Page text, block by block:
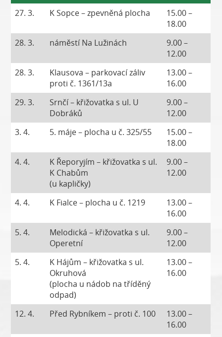
27. 3.
K Sopce – zpevněná plocha
15.00 –
18.00
28. 3.
náměstí Na Lužinách
9.00 –
12.00
28. 3.
Klausova – parkovací záliv
proti č. 1361/13a
13.00 –
16.00
29. 3.
Srnčí – křižovatka s ul. U
Dobráků
9.00 –
12.00
3. 4.
5. máje – plocha u č. 325/55
15.00 –
18.00
4. 4.
K Řeporyjím – křižovatka s ul.
K Chabům
(u kapličky)
9.00 –
12.00
4. 4. K Fialce – plocha u č. 1219
13.00 –
16.00
5. 4.
Melodická – křižovatka s ul.
Operetní
9.00 –
12.00
5. 4.
K Hájům – křižovatka s ul.
Okruhová
(plocha u nádob na tříděný
odpad)
13.00 –
16.00
12. 4. Před Rybníkem – proti č. 100
13.00 –
16.00